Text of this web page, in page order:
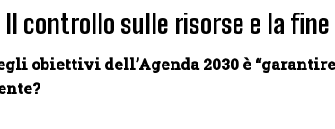
Il controllo sulle risorse e la
obiettivi dell’Agenda 2030 è